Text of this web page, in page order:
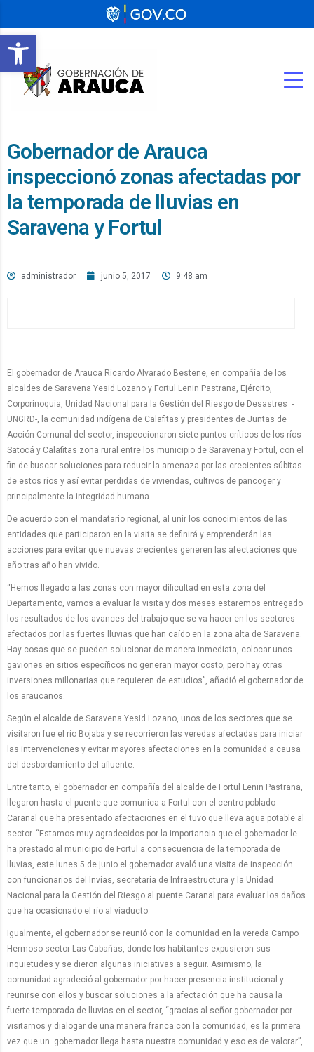
Abrir barra de herramientas
Gobernador de Arauca
inspeccionó zonas afectadas por
la temporada de lluvias en
Saravena y Fortul
administrador junio 5, 2017 9:48 am
El gobernador de Arauca Ricardo Alvarado Bestene, en compañía de los
alcaldes de Saravena Yesid Lozano y Fortul Lenin Pastrana, Ejército,
Corporinoquia, Unidad Nacional para la Gestión del Riesgo de Desastres -
UNGRD-, la comunidad indígena de Calafitas y presidentes de Juntas de
Acción Comunal del sector, inspeccionaron siete puntos críticos de los ríos
Satocá y Calafitas zona rural entre los municipio de Saravena y Fortul, con el
fin de buscar soluciones para reducir la amenaza por las crecientes súbitas
de estos ríos y así evitar perdidas de viviendas, cultivos de pancoger y
principalmente la integridad humana.
De acuerdo con el mandatario regional, al unir los conocimientos de las
entidades que participaron en la visita se definirá y emprenderán las
acciones para evitar que nuevas crecientes generen las afectaciones que
año tras año han vivido.
“Hemos llegado a las zonas con mayor dificultad en esta zona del
Departamento, vamos a evaluar la visita y dos meses estaremos entregado
los resultados de los avances del trabajo que se va hacer en los sectores
afectados por las fuertes lluvias que han caído en la zona alta de Saravena.
Hay cosas que se pueden solucionar de manera inmediata, colocar unos
gaviones en sitios específicos no generan mayor costo, pero hay otras
inversiones millonarias que requieren de estudios”, añadió el gobernador de
los araucanos.
Según el alcalde de Saravena Yesid Lozano, unos de los sectores que se
visitaron fue el río Bojaba y se recorrieron las veredas afectadas para iniciar
las intervenciones y evitar mayores afectaciones en la comunidad a causa
del desbordamiento del afluente.
Entre tanto, el gobernador en compañía del alcalde de Fortul Lenin Pastrana,
llegaron hasta el puente que comunica a Fortul con el centro poblado
Caranal que ha presentado afectaciones en el tuvo que lleva agua potable al
sector. “Estamos muy agradecidos por la importancia que el gobernador le
ha prestado al municipio de Fortul a consecuencia de la temporada de
lluvias, este lunes 5 de junio el gobernador avaló una visita de inspección
con funcionarios del Invías, secretaría de Infraestructura y la Unidad
Nacional para la Gestión del Riesgo al puente Caranal para evaluar los daños
que ha ocasionado el río al viaducto.
Igualmente, el gobernador se reunió con la comunidad en la vereda Campo
Hermoso sector Las Cabañas, donde los habitantes expusieron sus
inquietudes y se dieron algunas iniciativas a seguir. Asimismo, la
comunidad agradeció al gobernador por hacer presencia institucional y
reunirse con ellos y buscar soluciones a la afectación que ha causa la
fuerte temporada de lluvias en el sector, “gracias al señor gobernador por
visitarnos y dialogar de una manera franca con la comunidad, es la primera
vez que un gobernador llega hasta nuestra comunidad y eso es de valorar”,